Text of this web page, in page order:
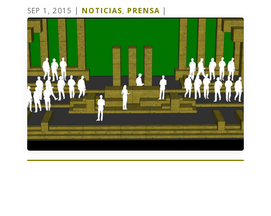
SEP 1, 2015 | NOTICIAS, PRENSA|